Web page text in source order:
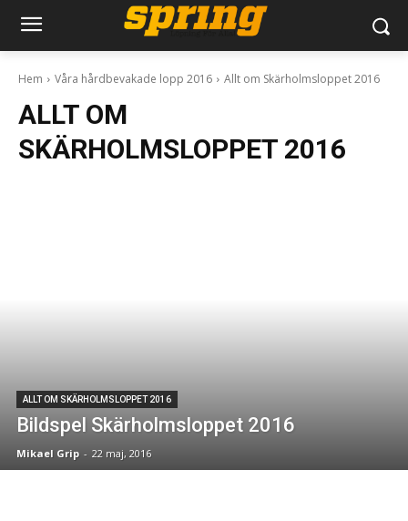
Hem Våra hårdbevakade lopp 2016 Allt om Skärholmsloppet 2016
ALLT OM
SKÄRHOLMSLOPPET 2016
ALLT OM SKÄRHOLMSLOPPET 2016
Bildspel Skärholmsloppet 2016
Mikael Grip - 22 maj, 2016